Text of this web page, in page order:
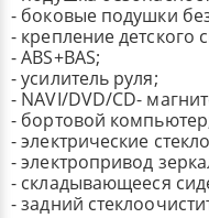
- боковые подушки
- крепление детского
- ABS+BAS;
- усилитель руля;
- NAVI/DVD/CD-
- бортовой
- электрические
- электропривод
- складывающееся
- задний